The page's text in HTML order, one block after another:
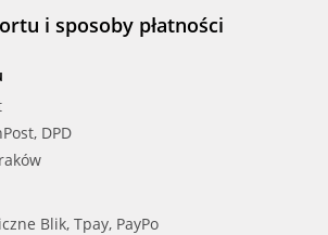
i sposoby płatności
DPD
Blik, Tpay, PayPo